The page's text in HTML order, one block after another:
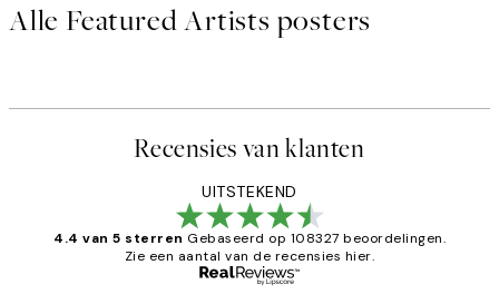
Alle Featured Artists posters
Recensies van klanten
UITSTEKEND
4.4 van 5 sterren Gebaseerd op 108327 beoordelingen.
Zie een aantal van de recensies hier.